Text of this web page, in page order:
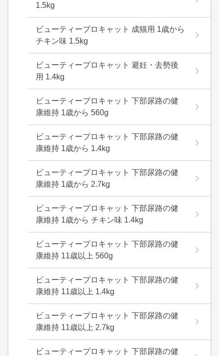
1.5kg
ビューティープロキャット 成猫用 1歳から
チキン味 1.5kg
ビューティープロキャット 避妊・去勢後
用 1.4kg
ビューティープロキャット 下部尿路の健
康維持 1歳から 560g
ビューティープロキャット 下部尿路の健
康維持 1歳から 1.4kg
ビューティープロキャット 下部尿路の健
康維持 1歳から 2.7kg
ビューティープロキャット 下部尿路の健
康維持 1歳から チキン味 1.4kg
ビューティープロキャット 下部尿路の健
康維持 11歳以上 560g
ビューティープロキャット 下部尿路の健
康維持 11歳以上 1.4kg
ビューティープロキャット 下部尿路の健
康維持 11歳以上 2.7kg
ビューティープロキャット 下部尿路の健